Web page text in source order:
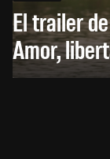
El trailer
Amor,